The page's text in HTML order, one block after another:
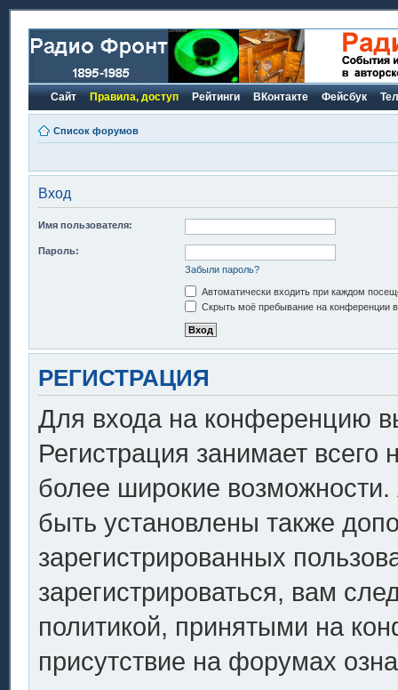
Сайт Правила, доступ Рейтинги ВКонтакте Фейсбук
Список форумов
Вход
Имя пользователя:
Пароль:
Забыли пароль?
Автоматически входить при каждом
Скрыть моё пребывание на конференции в
РЕГИСТРАЦИЯ
Для входа на конференцию
Регистрация занимает всего
более широкие
быть установлены также
зарегистрированных
зарегистрироваться, вам
политикой, принятыми на
присутствие на форумах